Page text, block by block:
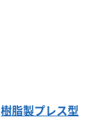
樹脂製プレス型